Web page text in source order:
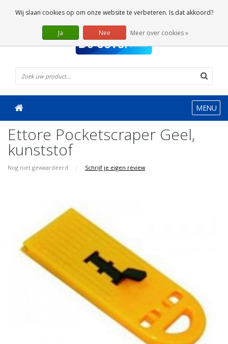
0 Artikelen
MENU
Ettore Pocketscraper Geel,
kunststof
Nog niet gewaardeerd | Schrijf je eigen review
Wij slaan cookies op om onze website te verbeteren. Is dat akkoord?
Ja Nee Meer over cookies »